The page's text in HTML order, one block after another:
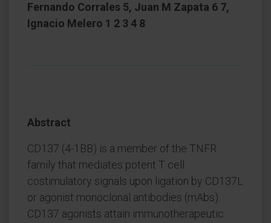
Fernando Corrales 5, Juan M Zapata 6 7,
Ignacio Melero 1 2 3 4 8
Abstract
CD137 (4-1BB) is a member of the TNFR
family that mediates potent T cell
costimulatory signals upon ligation by CD137L
or agonist monoclonal antibodies (mAbs).
CD137 agonists attain immunotherapeutic